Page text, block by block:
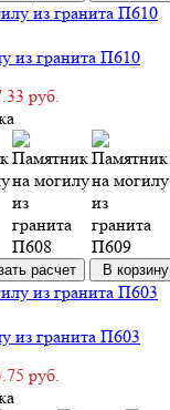
из гранита П610
руб.
расчет В корзину
из гранита П603
руб.